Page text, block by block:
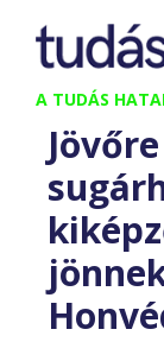
Kilépés
tartalomba
A TUDÁS